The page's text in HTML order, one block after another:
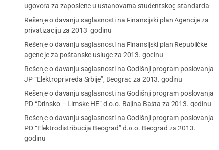
ugovora za zaposlene u ustanovama studentskog standarda
Rešenje o davanju saglasnosti na Finansijski plan Agencije za
privatizaciju za 2013. godinu
Rešenje o davanju saglasnosti na Finansijski plan Republičke
agencije za poštanske usluge za 2013. godinu
Rešenje o davanju saglasnosti na Godišnji program poslovanja
JP “Elektroprivreda Srbije”, Beograd za 2013. godinu
Rešenje o davanju saglasnosti na Godišnji program poslovanja
PD “Drinsko – Limske HE” d.o.o. Bajina Bašta za 2013. godinu
Rešenje o davanju saglasnosti na Godišnji program poslovanja
PD “Elektrodistribucija Beograd” d.o.o. Beograd za 2013.
godinu